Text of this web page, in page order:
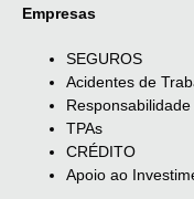
Empresas
SEGUROS
Acidentes de
Responsabilidade
TPAs
CRÉDITO
Apoio ao